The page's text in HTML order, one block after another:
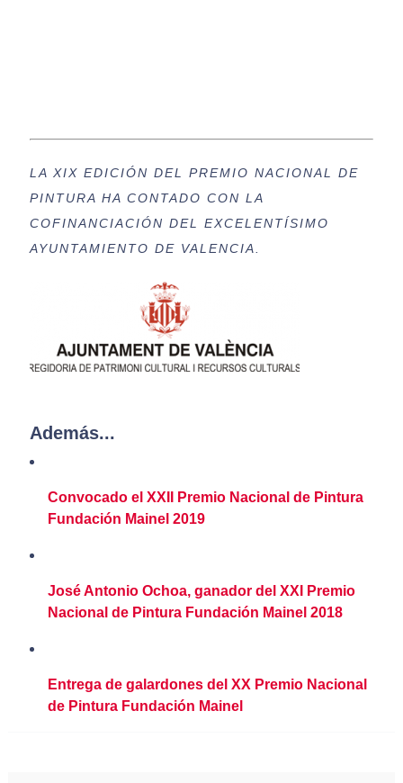
LA XIX EDICIÓN DEL PREMIO NACIONAL DE
PINTURA HA CONTADO CON LA
COFINANCIACIÓN DEL EXCELENTÍSIMO
AYUNTAMIENTO DE VALENCIA.
Además...
Convocado el XXII Premio Nacional de Pintura
Fundación Mainel 2019
José Antonio Ochoa, ganador del XXI Premio
Nacional de Pintura Fundación Mainel 2018
Entrega de galardones del XX Premio Nacional
de Pintura Fundación Mainel